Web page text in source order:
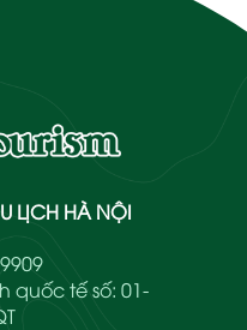
LỊCH HÀ NỘI
quốc tế số: 01-